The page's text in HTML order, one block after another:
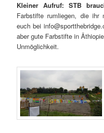
Kleiner Aufruf: STB
Farbstifte rumliegen, die ihr
euch bei
aber gute Farbstifte in
Unmöglichkeit.